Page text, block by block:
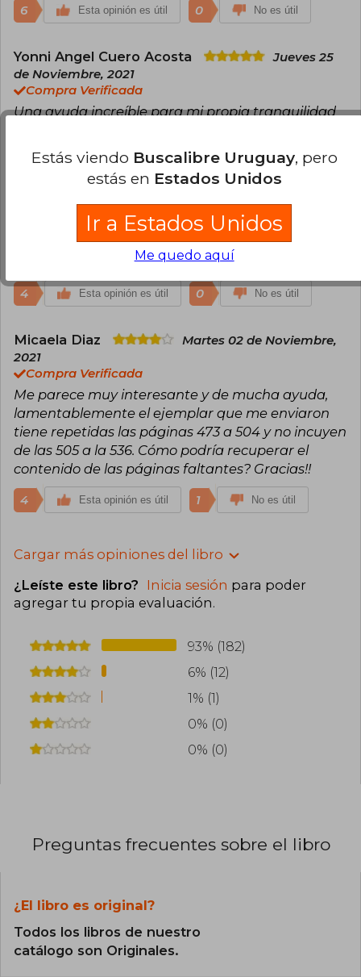
6 Esta opinión es útil 0 No es útil
Yonni Angel Cuero Acosta
Jueves 25
de Noviembre, 2021
Compra Verificada
Una ayuda increíble para mi propia tranquilidad
Esta opinión es útil 3 No es útil
Javiera Cortés Labbé
Viernes 05 de
Noviembre, 2021
Compra Verificada
muy interesante el libro y llego impecable a region
4 Esta opinión es útil 0 No es útil
Micaela Diaz
Martes 02 de Noviembre,
2021
Compra Verificada
Me parece muy interesante y de mucha ayuda,
lamentablemente el ejemplar que me enviaron
tiene repetidas las páginas 473 a 504 y no incuyen
de las 505 a la 536. Cómo podría recuperar el
contenido de las páginas faltantes? Gracias!!
4 Esta opinión es útil 1 No es útil
Cargar más opiniones del libro
¿Leíste este libro? Inicia sesión para poder
agregar tu propia evaluación.
93% (182)
6% (12)
1% (1)
0% (0)
0% (0)
Preguntas frecuentes sobre el libro
¿El libro es original?
Todos los libros de nuestro
catálogo son Originales.
Estás viendo Buscalibre Uruguay, pero
estás en Estados Unidos
Ir a Estados Unidos
Me quedo aquí